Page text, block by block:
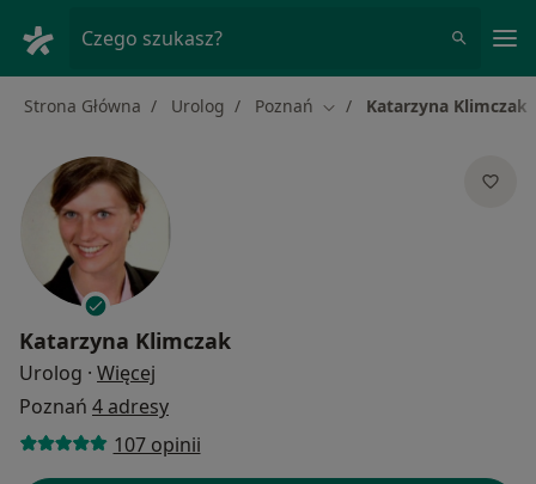
Czego szukasz?
Strona Główna Urolog Poznań Zmień miasto
Katarzyna Klimczak
Katarzyna Klimczak
Urolog · Więcej
Poznań 4 adresy
107 opinii